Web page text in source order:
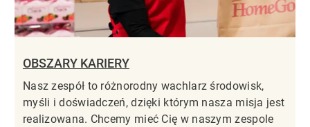
OBSZARY KARIERY
Nasz zespół to różnorodny wachlarz środowisk,
myśli i doświadczeń, dzięki którym nasza misja jest
realizowana. Chcemy mieć Cię w naszym zespole